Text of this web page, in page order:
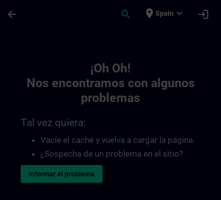
arrow_back search place Spain expand_more login
¡Oh Oh!
Nos encontramos con algunos
problemas
Tal vez quiera:
Vacíe el caché y vuelva a cargar la página.
¿Sospecha de un problema en el sitio?
Informar el problema